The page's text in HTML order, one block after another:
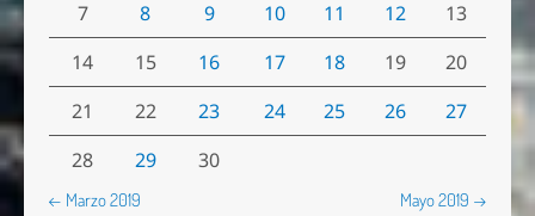
7 8 9 10 11 12
13
14
15 16 17 18 19
20
21
22 23 24 25 26
27
28
29 30
← Marzo 2019 Mayo 2019 →